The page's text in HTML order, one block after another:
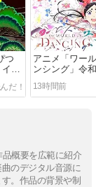
つ
イズ
グ
アニメ「ワー
ンシング」令
の動画を
Videoで視聴す
13時間前
概要を広範に紹介
のデジタル音源に
。作品の背景や制